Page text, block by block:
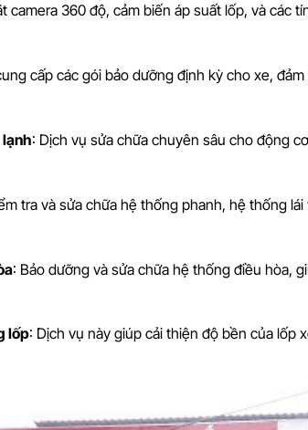
camera 360 độ, cảm biến áp suất lốp, và các
cấp các gói bảo dưỡng định kỳ cho xe,
: Dịch vụ sửa chữa chuyên sâu cho động
tra và sửa chữa hệ thống phanh, hệ thống
: Bảo dưỡng và sửa chữa hệ thống điều hòa,
lốp: Dịch vụ này giúp cải thiện độ bền của lốp